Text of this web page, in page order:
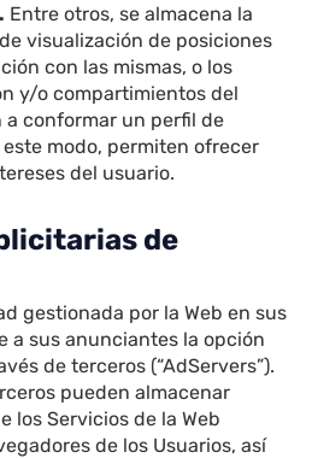
. Entre otros, se almacena la
visualización de posiciones
con las mismas, o los
y/o compartimientos del
conformar un perfil de
modo, permiten ofrecer
del usuario.
de
gestionada por la Web en sus
a sus anunciantes la opción
de terceros (“AdServers”).
pueden almacenar
los Servicios de la Web
de los Usuarios, así